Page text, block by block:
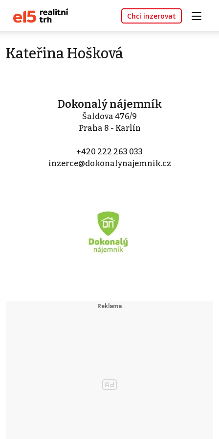
Chci inzerovat
Kateřina Hošková
Dokonalý nájemník
Šaldova 476/9
Praha 8 - Karlín
+420 222 263 033
inzerce@dokonalynajemnik.cz